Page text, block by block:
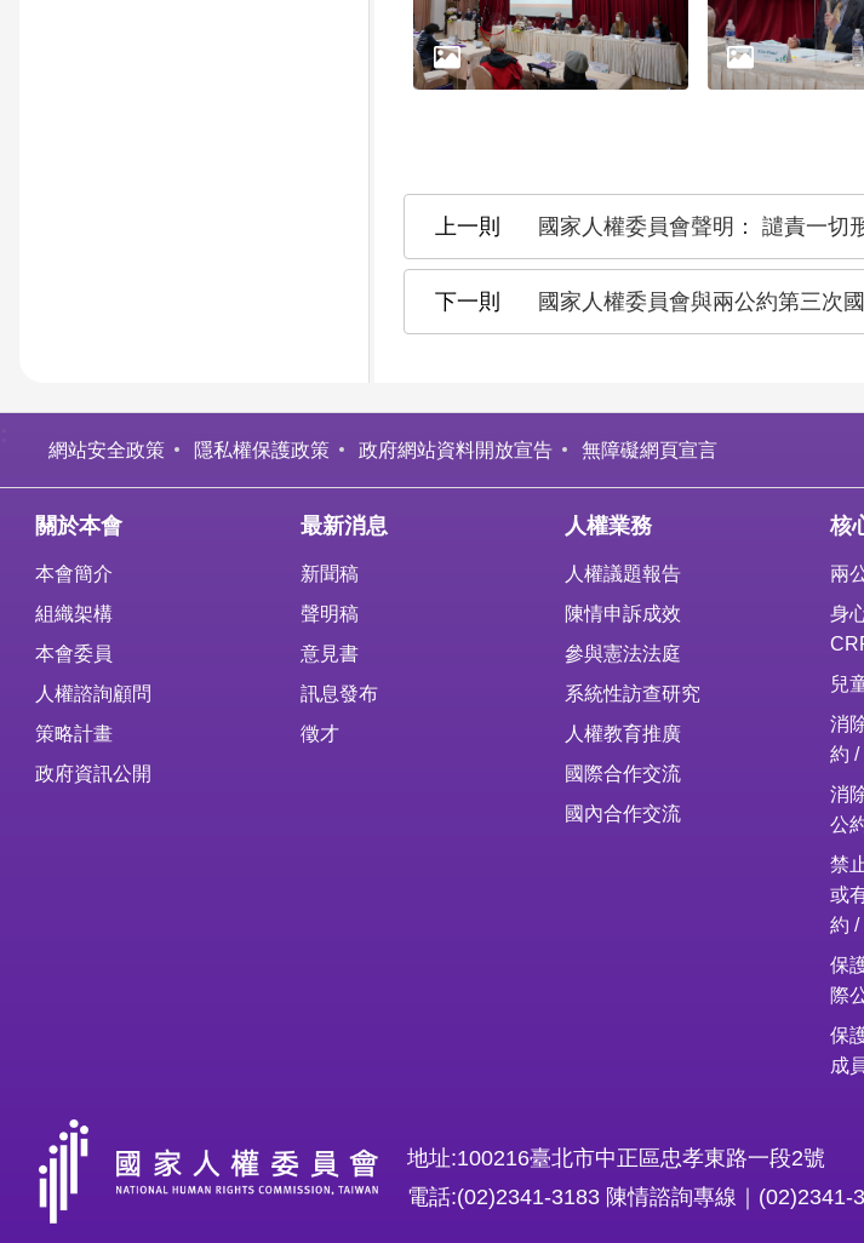
國家人權委員會聲明： 譴責一切
國家人權委員會與兩公約第三次國家報
網站安全政策 隱私權保護政策 政府網站資料開放宣告 無障礙網頁宣言
關於本會
本會簡介
組織架構
本會委員
人權諮詢顧問
策略計畫
政府資訊公開
最新消息
新聞稿
聲明稿
意見書
訊息發布
徵才
人權業務
人權議題報告
陳情申訴成效
參與憲法法庭
系統性訪查研究
人權教育推廣
國際合作交流
國內合作交流
核
兩
身
兒
消
約 /
消
公
禁
或
約 /
保
際
保
成
地址:100216臺北市中正區忠孝東路一段2號
電話:(02)2341-3183 陳情諮詢專線｜(02)2341-